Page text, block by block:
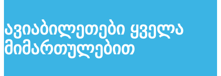
ავიაბილეთები ყველა
მიმართულებით